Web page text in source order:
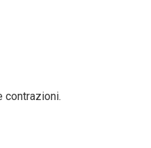
contrazioni.